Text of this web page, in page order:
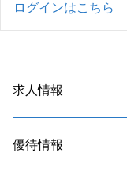
ログインはこちら
求人情報
優待情報